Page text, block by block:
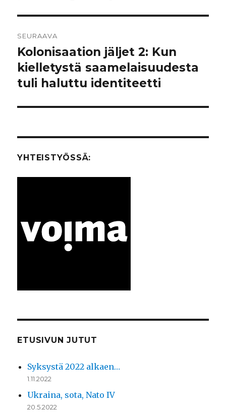
SEURAAVA
Seuraava
artikkeli:
Kolonisaation jäljet 2: Kun
kielletystä saamelaisuudesta
tuli haluttu identiteetti
YHTEISTYÖSSÄ:
ETUSIVUN JUTUT
Syksystä 2022 alkaen…
1.11.2022
Ukraina, sota, Nato IV
20.5.2022